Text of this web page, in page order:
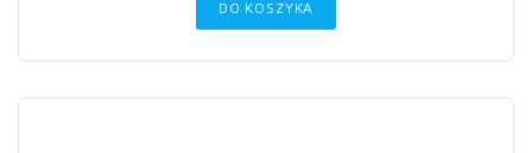
DO KOSZYKA